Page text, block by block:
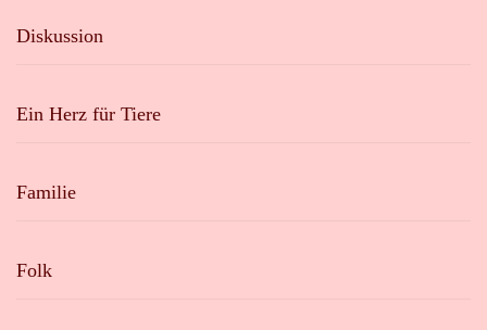
Diskussion
Ein Herz für Tiere
Familie
Folk